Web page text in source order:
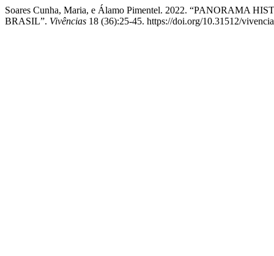
Soares Cunha, Maria, e Álamo Pimentel. 2022. “PANORAMA
BRASIL”. Vivências 18 (36):25-45. https://doi.org/10.31512/